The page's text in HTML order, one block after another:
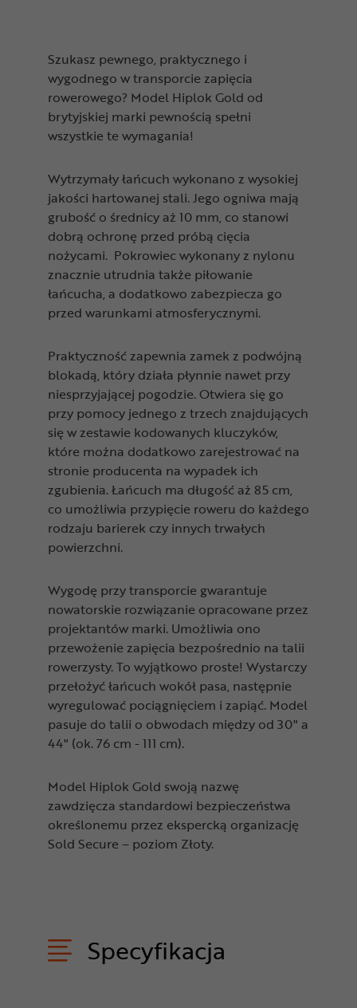
Szukasz pewnego, praktycznego i
wygodnego w transporcie zapięcia
rowerowego? Model Hiplok Gold od
brytyjskiej marki pewnością spełni
wszystkie te wymagania!
Wytrzymały łańcuch wykonano z wysokiej
jakości hartowanej stali. Jego ogniwa mają
grubość o średnicy aż 10 mm, co stanowi
dobrą ochronę przed próbą cięcia
nożycami. Pokrowiec wykonany z nylonu
znacznie utrudnia także piłowanie
łańcucha, a dodatkowo zabezpiecza go
przed warunkami atmosferycznymi.
Praktyczność zapewnia zamek z podwójną
blokadą, który działa płynnie nawet przy
niesprzyjającej pogodzie. Otwiera się go
przy pomocy jednego z trzech znajdujących
się w zestawie kodowanych kluczyków,
które można dodatkowo zarejestrować na
stronie producenta na wypadek ich
zgubienia. Łańcuch ma długość aż 85 cm,
co umożliwia przypięcie roweru do każdego
rodzaju barierek czy innych trwałych
powierzchni.
Wygodę przy transporcie gwarantuje
nowatorskie rozwiązanie opracowane przez
projektantów marki. Umożliwia ono
przewożenie zapięcia bezpośrednio na talii
rowerzysty. To wyjątkowo proste! Wystarczy
przełożyć łańcuch wokół pasa, następnie
wyregulować pociągnięciem i zapiąć. Model
pasuje do talii o obwodach między od 30" a
44" (ok. 76 cm - 111 cm).
Model Hiplok Gold swoją nazwę
zawdzięcza standardowi bezpieczeństwa
określonemu przez ekspercką organizację
Sold Secure – poziom Złoty.
Specyfikacja